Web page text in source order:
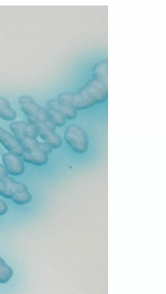
image"
11/cauris.png"
plus cauris"
plus cauris"